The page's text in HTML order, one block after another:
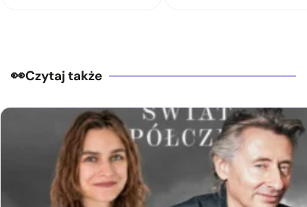
Czytaj także